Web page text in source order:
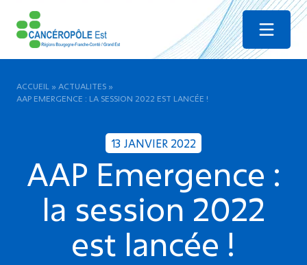
Menu
ACCUEIL » ACTUALITES »
AAP EMERGENCE : LA SESSION 2022 EST LANCÉE !
13 JANVIER 2022
AAP Emergence :
la session 2022
est lancée !